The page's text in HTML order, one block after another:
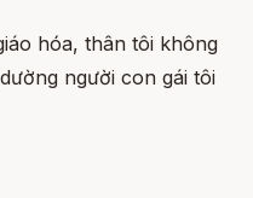
hóa, thân tôi không
người con gái tôi